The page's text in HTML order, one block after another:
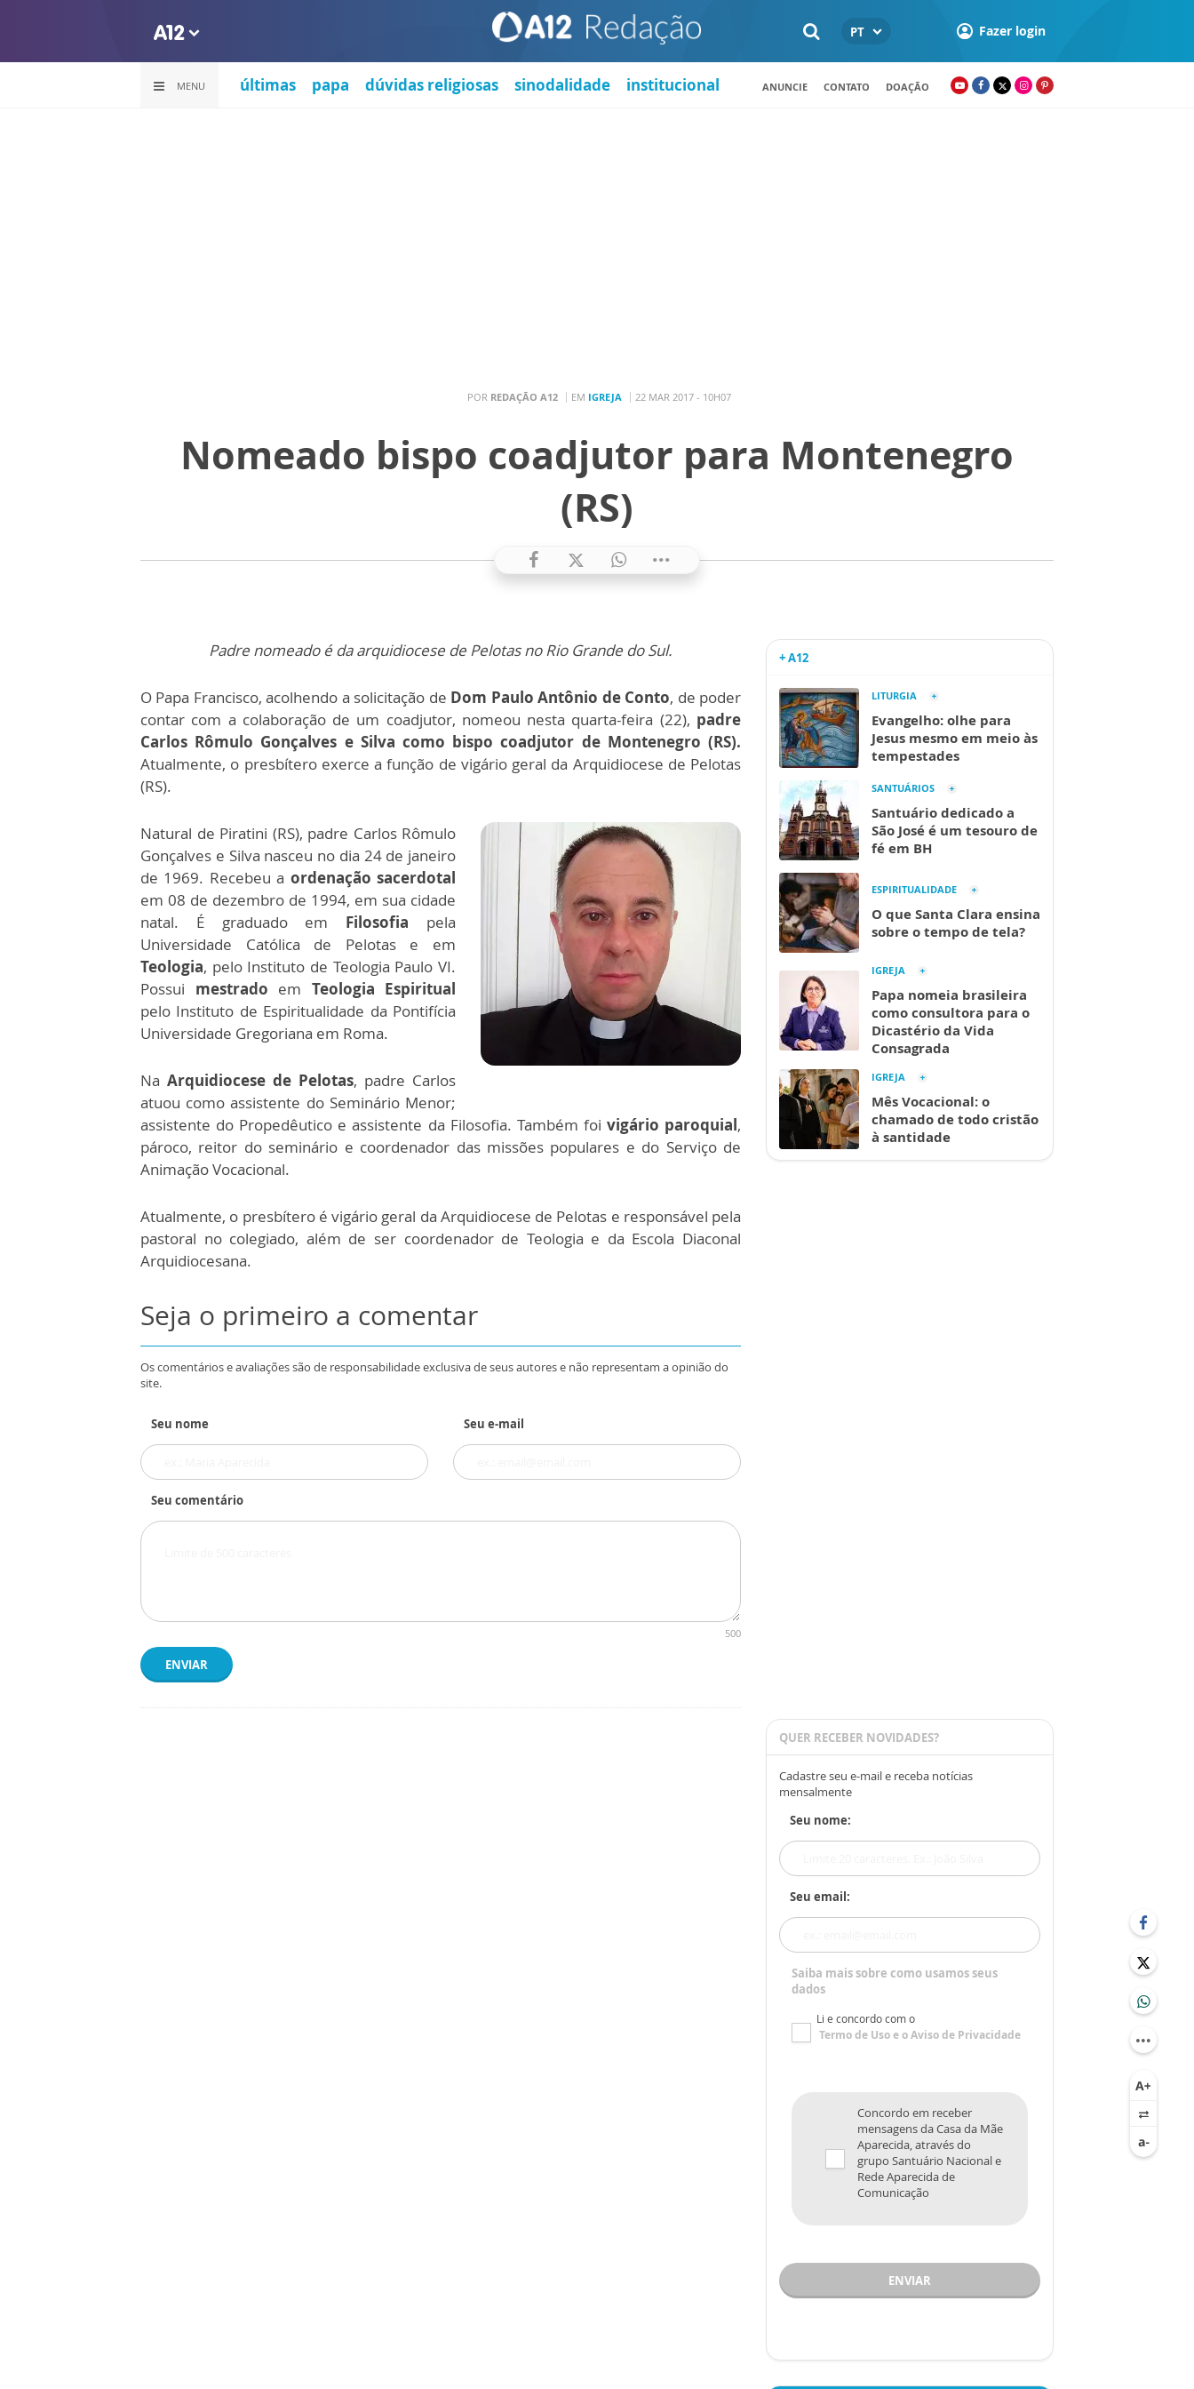
PT Fazer login
MENU últimas papa dúvidas religiosas sinodalidade institucional ANUNCIE CONTATO DOAÇÃO
POR REDAÇÃO A12 EM IGREJA 22 MAR 2017 - 10H07
Nomeado bispo coadjutor para Montenegro
(RS)
Padre nomeado é da arquidiocese de Pelotas no Rio Grande do Sul.
O Papa Francisco, acolhendo a solicitação de Dom Paulo Antônio de Conto, de poder
contar com a colaboração de um coadjutor, nomeou nesta quarta-feira (22), padre
Carlos Rômulo Gonçalves e Silva como bispo coadjutor de Montenegro (RS).
Atualmente, o presbítero exerce a função de vigário geral da Arquidiocese de Pelotas
(RS).
Natural de Piratini (RS), padre Carlos Rômulo
Gonçalves e Silva nasceu no dia 24 de janeiro
de 1969. Recebeu a ordenação sacerdotal
em 08 de dezembro de 1994, em sua cidade
natal. É graduado em Filosofia pela
Universidade Católica de Pelotas e em
Teologia, pelo Instituto de Teologia Paulo VI.
Possui mestrado em Teologia Espiritual
pelo Instituto de Espiritualidade da Pontifícia
Universidade Gregoriana em Roma.
Na Arquidiocese de Pelotas, padre Carlos
atuou como assistente do Seminário Menor;
assistente do Propedêutico e assistente da Filosofia. Também foi vigário paroquial,
pároco, reitor do seminário e coordenador das missões populares e do Serviço de
Animação Vocacional.
Atualmente, o presbítero é vigário geral da Arquidiocese de Pelotas e responsável pela
pastoral no colegiado, além de ser coordenador de Teologia e da Escola Diaconal
Arquidiocesana.
Seja o primeiro a comentar
Os comentários e avaliações são de responsabilidade exclusiva de seus autores e não representam a opinião do
site.
Seu nome Seu e-mail
Seu comentário
500
ENVIAR
+ A12
LITURGIA
Evangelho: olhe para
Jesus mesmo em meio às
tempestades
SANTUÁRIOS
Santuário dedicado a
São José é um tesouro de
fé em BH
ESPIRITUALIDADE
O que Santa Clara ensina
sobre o tempo de tela?
IGREJA
Papa nomeia brasileira
como consultora para o
Dicastério da Vida
Consagrada
IGREJA
Mês Vocacional: o
chamado de todo cristão
à santidade
QUER RECEBER NOVIDADES?
Cadastre seu e-mail e receba notícias
mensalmente
Seu nome:
Seu email:
Saiba mais sobre como usamos seus
dados
Li e concordo com o
Termo de Usoe oAviso de Privacidade
Concordo em receber
mensagens da Casa da Mãe
Aparecida, através do
grupo Santuário Nacional e
Rede Aparecida de
Comunicação
ENVIAR